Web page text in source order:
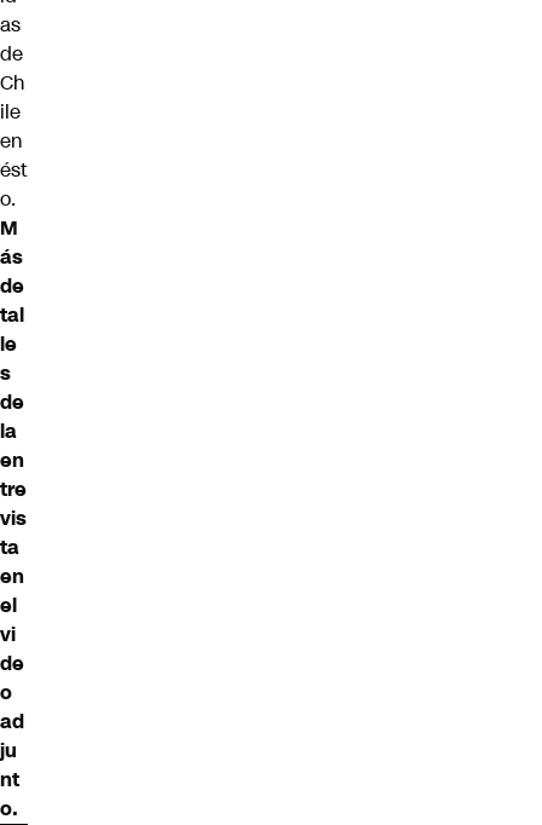
as
de
Ch
ile
en
ést
o.
M
ás
de
tal
le
s
de
la
en
tre
vis
ta
en
el
vi
de
o
ad
ju
nt
o.